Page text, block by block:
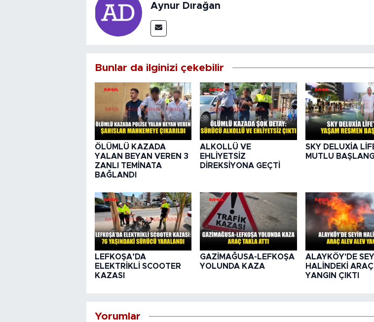
Aynur Dırağan
Bunlar da ilginizi çekebilir
ÖLÜMLÜ KAZADA
YALAN BEYAN VEREN 3
ZANLI TEMİNATA
BAĞLANDI
ALKOLLÜ VE
EHLİYETSİZ
DİREKSİYONA GEÇTİ
SKY DELUXİA
MUTLU
LEFKOŞA’DA
ELEKTRİKLİ SCOOTER
KAZASI
GAZİMAĞUSA-LEFKOŞA
YOLUNDA KAZA
ALAYKÖY'DE
HALİNDEKİ
YANGIN ÇIKTI
Yorumlar